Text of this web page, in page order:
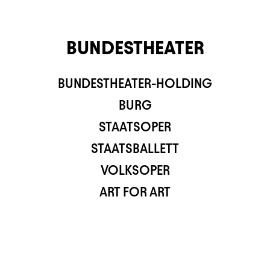
BUNDESTHEATER
BUNDESTHEATER-HOLDING
BURG
STAATSOPER
STAATSBALLETT
VOLKSOPER
ART FOR ART